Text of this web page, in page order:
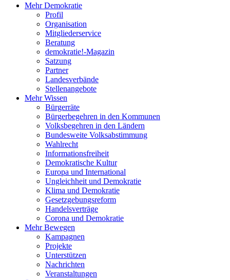
Mehr Demokratie
Profil
Organisation
Mitgliederservice
Beratung
demokratie!-Magazin
Satzung
Partner
Landesverbände
Stellenangebote
Mehr Wissen
Bürgerräte
Bürgerbegehren in den Kommunen
Volksbegehren in den Ländern
Bundesweite Volksabstimmung
Wahlrecht
Informationsfreiheit
Demokratische Kultur
Europa und International
Ungleichheit und Demokratie
Klima und Demokratie
Gesetzgebungsreform
Handelsverträge
Corona und Demokratie
Mehr Bewegen
Kampagnen
Projekte
Unterstützen
Nachrichten
Veranstaltungen